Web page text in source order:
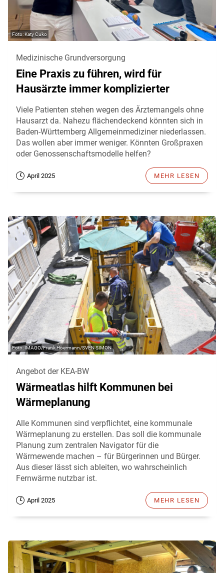
Katy Cuko
Medizinische Grundversorgung
Eine Praxis zu führen, wird für
Hausärzte immer komplizierter
Viele Patienten stehen wegen des Ärztemangels ohne
Hausarzt da. Nahezu flächendeckend könnten sich in
Baden-Württemberg Allgemeinmediziner niederlassen.
Das wollen aber immer weniger. Könnten Großpraxen
oder Genossenschaftsmodelle helfen?
April 2025 MEHR LESEN
IMAGO/Frank Hoermann/SVEN SIMON
Angebot der KEA-BW
Wärmeatlas hilft Kommunen bei
Wärmeplanung
Alle Kommunen sind verpflichtet, eine kommunale
Wärmeplanung zu erstellen. Das soll die kommunale
Planung zum zentralen Navigator für die
Wärmewende machen – für Bürgerinnen und Bürger.
Aus dieser lässt sich ableiten, wo wahrscheinlich
Fernwärme nutzbar ist.
April 2025 MEHR LESEN